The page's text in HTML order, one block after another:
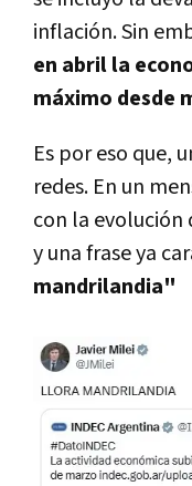
inflación. Sin
en abril la
máximo desde
Es por eso que,
redes. En un
con la evolución
y una frase ya
mandrilandia"